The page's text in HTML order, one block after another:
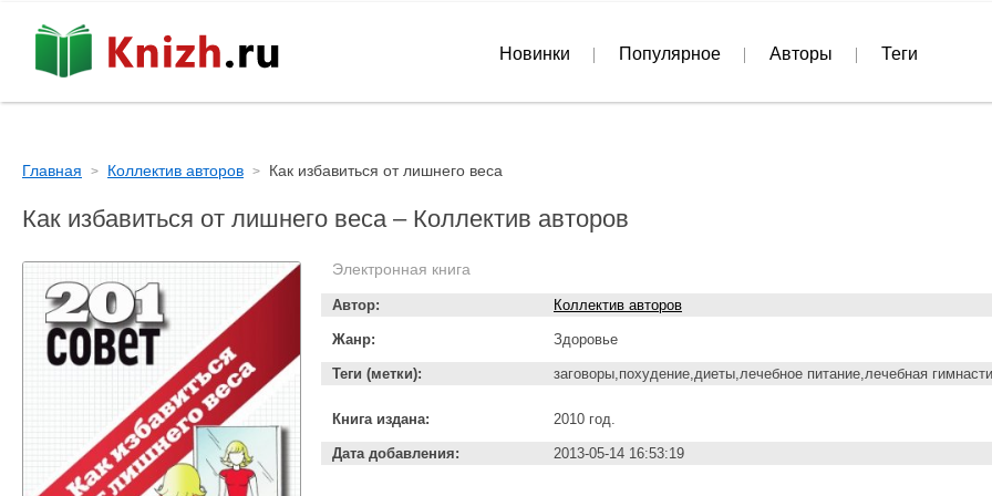
Главная Коллектив авторов Как избавиться от лишнего веса
Как избавиться от лишнего веса – Коллектив авторов
Электронная книга
Автор: Коллектив авторов
Жанр: Здоровье
Теги (метки): заговоры,похудение,диеты,лечебное питание,лечебная
Книга издана: 2010 год.
Дата добавления: 2013-05-14 16:53:19
Новинки Популярное Авторы Теги